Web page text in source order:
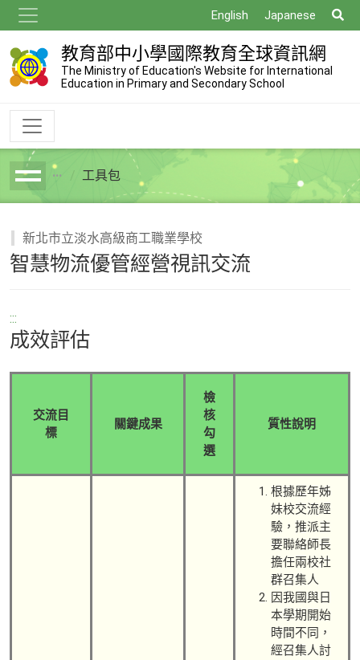
到
主
要
內
English Japanese
尋
教育部中小學國際教育全球資訊網
The Ministry of Education's Website for International
Education in Primary and Secondary School
breadcrumb工具包
新北市立淡水高級商工職業學校
智慧物流優管經營視訊交流
:::
成效評估
交流目
標
關鍵成果
檢
核
勾
選
質性說明
根據歷年姊
妹校交流經
驗，推派主
要聯絡師長
擔任兩校社
群召集人
因我國與日
本學期開始
時間不同，
經召集人討